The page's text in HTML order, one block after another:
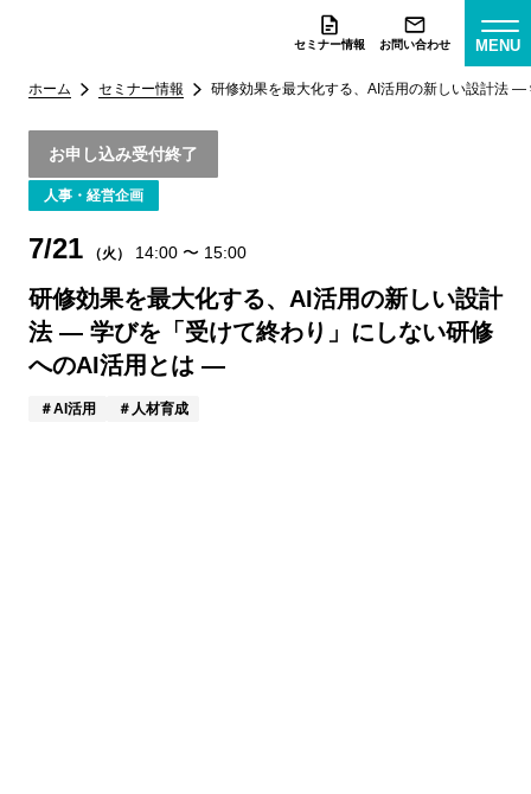
セミナー情報 お問い合わせ MENU
ホーム セミナー情報 研修効果を最大化する、AI活用の新しい設計法
お申し込み受付終了
人事・経営企画
7/21 （火） 14:00 〜 15:00
研修効果を最大化する、AI活用の新しい設計
法 ― 学びを「受けて終わり」にしない研修
へのAI活用とは ―
AI活用 人材育成